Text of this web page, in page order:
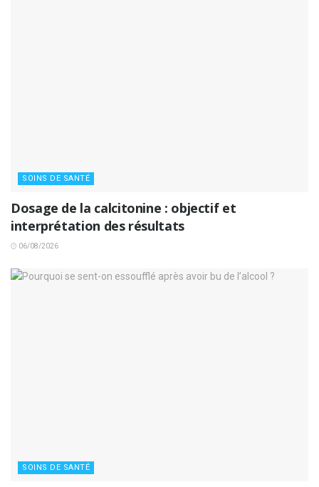
SOINS DE SANTÉ
Dosage de la calcitonine : objectif et
interprétation des résultats
06/08/2026
SOINS DE SANTÉ